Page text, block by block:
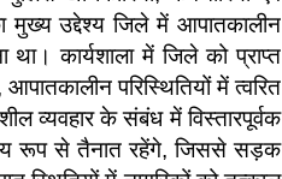
मुख्य उद्देश्य जिले में आपातकालीन
था। कार्यशाला में जिले को प्राप्त
परिस्थितियों में त्वरित
व्यवहार के संबंध में विस्तारपूर्वक
रूप से तैनात रहेंगे, जिससे सड़क